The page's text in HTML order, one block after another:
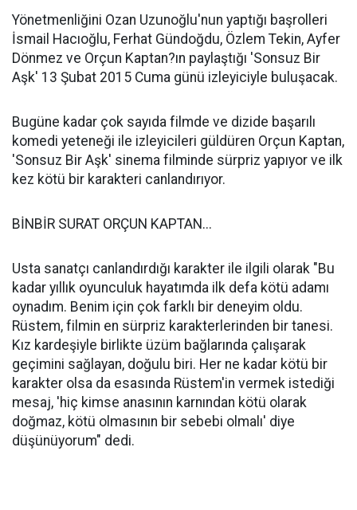
Yönetmenliğini Ozan Uzunoğlu'nun yaptığı başrolleri
İsmail Hacıoğlu, Ferhat Gündoğdu, Özlem Tekin, Ayfer
Dönmez ve Orçun Kaptan?ın paylaştığı 'Sonsuz Bir
Aşk' 13 Şubat 2015 Cuma günü izleyiciyle buluşacak.
Bugüne kadar çok sayıda filmde ve dizide başarılı
komedi yeteneği ile izleyicileri güldüren Orçun Kaptan,
'Sonsuz Bir Aşk' sinema filminde sürpriz yapıyor ve ilk
kez kötü bir karakteri canlandırıyor.
BİNBİR SURAT ORÇUN KAPTAN...
Usta sanatçı canlandırdığı karakter ile ilgili olarak "Bu
kadar yıllık oyunculuk hayatımda ilk defa kötü adamı
oynadım. Benim için çok farklı bir deneyim oldu.
Rüstem, filmin en sürpriz karakterlerinden bir tanesi.
Kız kardeşiyle birlikte üzüm bağlarında çalışarak
geçimini sağlayan, doğulu biri. Her ne kadar kötü bir
karakter olsa da esasında Rüstem'in vermek istediği
mesaj, 'hiç kimse anasının karnından kötü olarak
doğmaz, kötü olmasının bir sebebi olmalı' diye
düşünüyorum" dedi.